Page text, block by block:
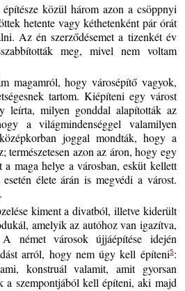
közül három azon a csöppnyi
hetente vagy kéthetenként pár órát
Az én szerződésemet a tizenkét év
meg, mivel nem voltam
magamról, hogy városépítő vagyok,
tartom. Kiépíteni egy várost
leírta, milyen gonddal alapították az
a világmindenséggel valamilyen
joggal mondták, hogy a
természetesen azon az áron, hogy egy
a maga helye a városban, esküt kellett
élete árán is megvédi a várost.
kiment a divatból, illetve kiderült
amelyik az autóhoz van igazítva,
német városok újjáépítése idején
arról, hogy nem úgy kell építeni5:
konstruál valamit, amit gyorsan
a szempontjából kell építeni, aki majd